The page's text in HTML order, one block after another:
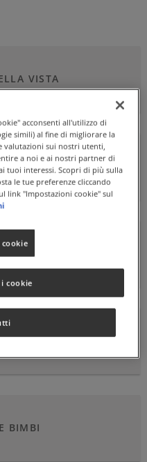
VISTA
E CIRCOLAZIONE
DIGESTIONE
BIMBI
acconsenti all'utilizzo di
simili) al fine di migliorare la
valutazioni sui nostri utenti,
a noi e ai nostri partner di
tuoi interessi. Scopri di più sulla
le tue preferenze cliccando
link "Impostazioni cookie" sul
cookie